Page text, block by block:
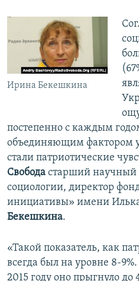
Ирина Бекешкина
постепенно с каждым
объединяющим фактором
стали патриотические
Свобода старший научный
социологии, директор
инициативы» имени
Бекешкина.
«Такой показатель, как
всегда был на уровне 8-
2015 году оно прыгнуло до